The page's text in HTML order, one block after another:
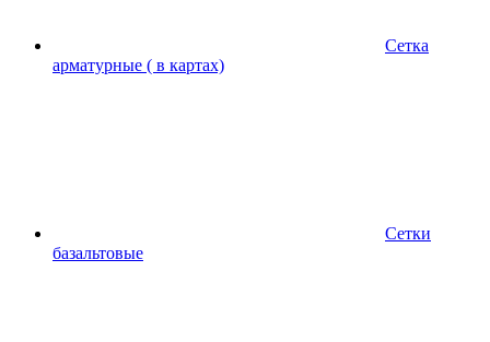
Сетка
арматурные ( в картах)
Сетки
базальтовые